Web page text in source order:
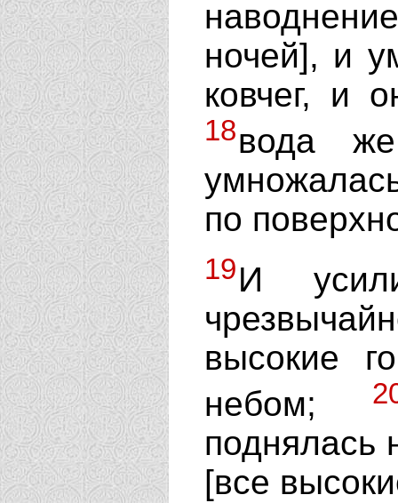
ночей], и
ковчег, и
18вода
по
19И
высокие
небом;
поднялась
[все